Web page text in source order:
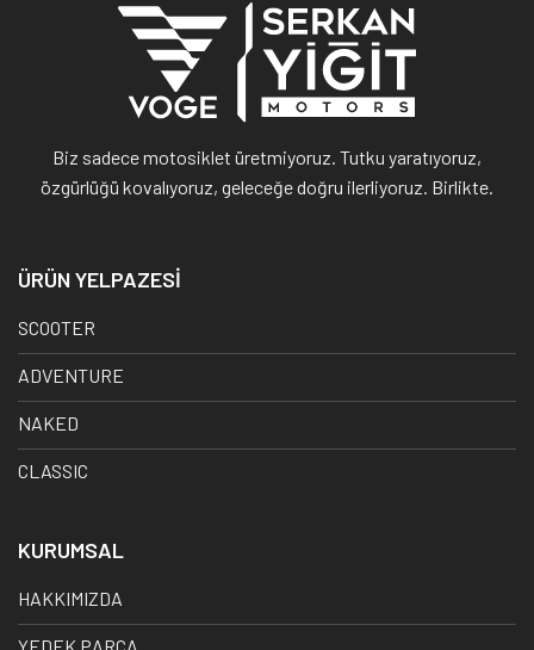
Biz sadece motosiklet üretmiyoruz. Tutku yaratıyoruz,
özgürlüğü kovalıyoruz, geleceğe doğru ilerliyoruz. Birlikte.
ÜRÜN YELPAZESİ
SCOOTER
ADVENTURE
NAKED
CLASSIC
KURUMSAL
HAKKIMIZDA
YEDEK PARÇA